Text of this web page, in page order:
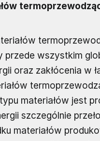
przede wszystkim
oraz zakłócenia w
materiałów jest
szczególnie
materiałów